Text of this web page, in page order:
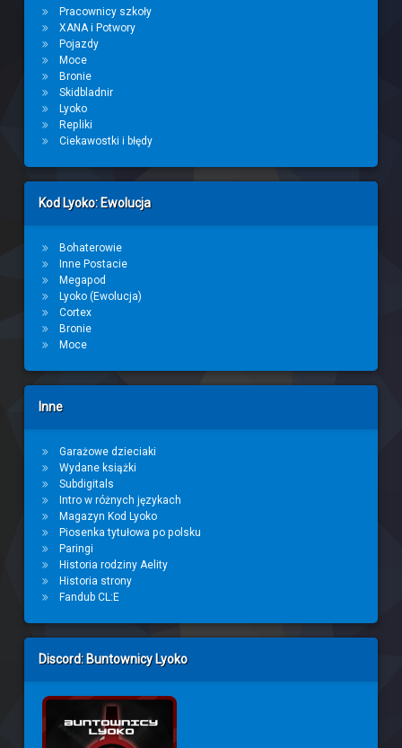
Pracownicy szkoły
XANA i Potwory
Pojazdy
Moce
Bronie
Skidbladnir
Lyoko
Repliki
Ciekawostki i błędy
Kod Lyoko: Ewolucja
Bohaterowie
Inne Postacie
Megapod
Lyoko (Ewolucja)
Cortex
Bronie
Moce
Inne
Garażowe dzieciaki
Wydane książki
Subdigitals
Intro w różnych językach
Magazyn Kod Lyoko
Piosenka tytułowa po polsku
Paringi
Historia rodziny Aelity
Historia strony
Fandub CL:E
Discord: Buntownicy Lyoko